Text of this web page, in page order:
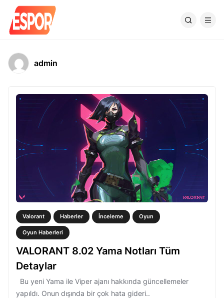
admin
Valorant Haberler İnceleme Oyun
Oyun Haberleri
VALORANT 8.02 Yama Notları Tüm
Detaylar
Bu yeni Yama ile Viper ajanı hakkında güncellemeler
yapıldı. Onun dışında bir çok hata gideri..